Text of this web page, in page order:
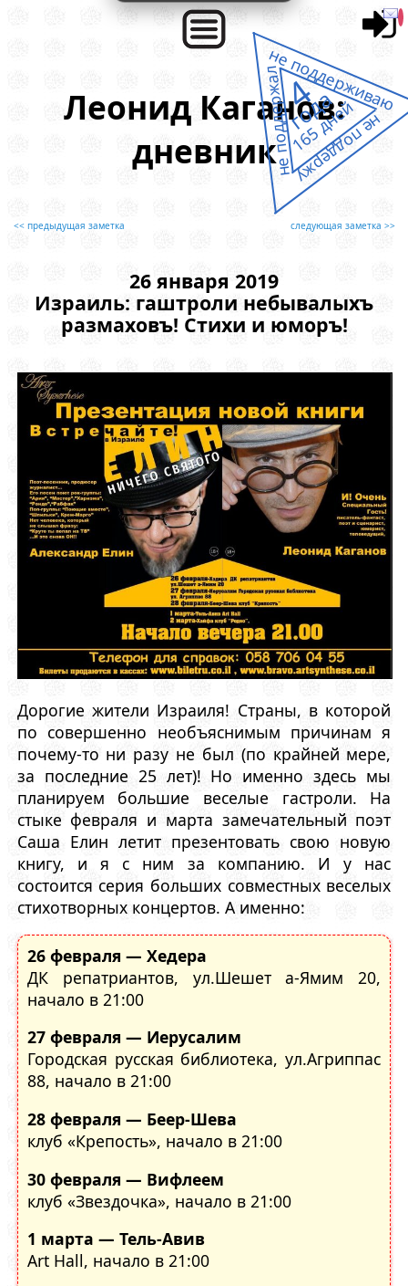
Леонид Каганов:
дневник
<< предыдущая заметка следующая заметка >>
26 января 2019
Израиль: гаштроли небывалыхъ
размаховъ! Стихи и юморъ!
Дорогие жители Израиля! Страны, в которой
по совершенно необъяснимым причинам я
почему-то ни разу не был (по крайней мере,
за последние 25 лет)! Но именно здесь мы
планируем большие веселые гастроли. На
стыке февраля и марта замечательный поэт
Саша Елин летит презентовать свою новую
книгу, и я с ним за компанию. И у нас
состоится серия больших совместных веселых
стихотворных концертов. А именно:
26 февраля — Хедера
ДК репатриантов, ул.Шешет а-Ямим 20,
начало в 21:00
27 февраля — Иерусалим
Городская русская библиотека, ул.Агриппас
88, начало в 21:00
28 февраля — Беер-Шева
клуб «Крепость», начало в 21:00
30 февраля — Вифлеем
клуб «Звездочка», начало в 21:00
1 марта — Тель-Авив
Art Hall, начало в 21:00
не поддержал
не поддерживаю
не поддержу
4
года
165 дней